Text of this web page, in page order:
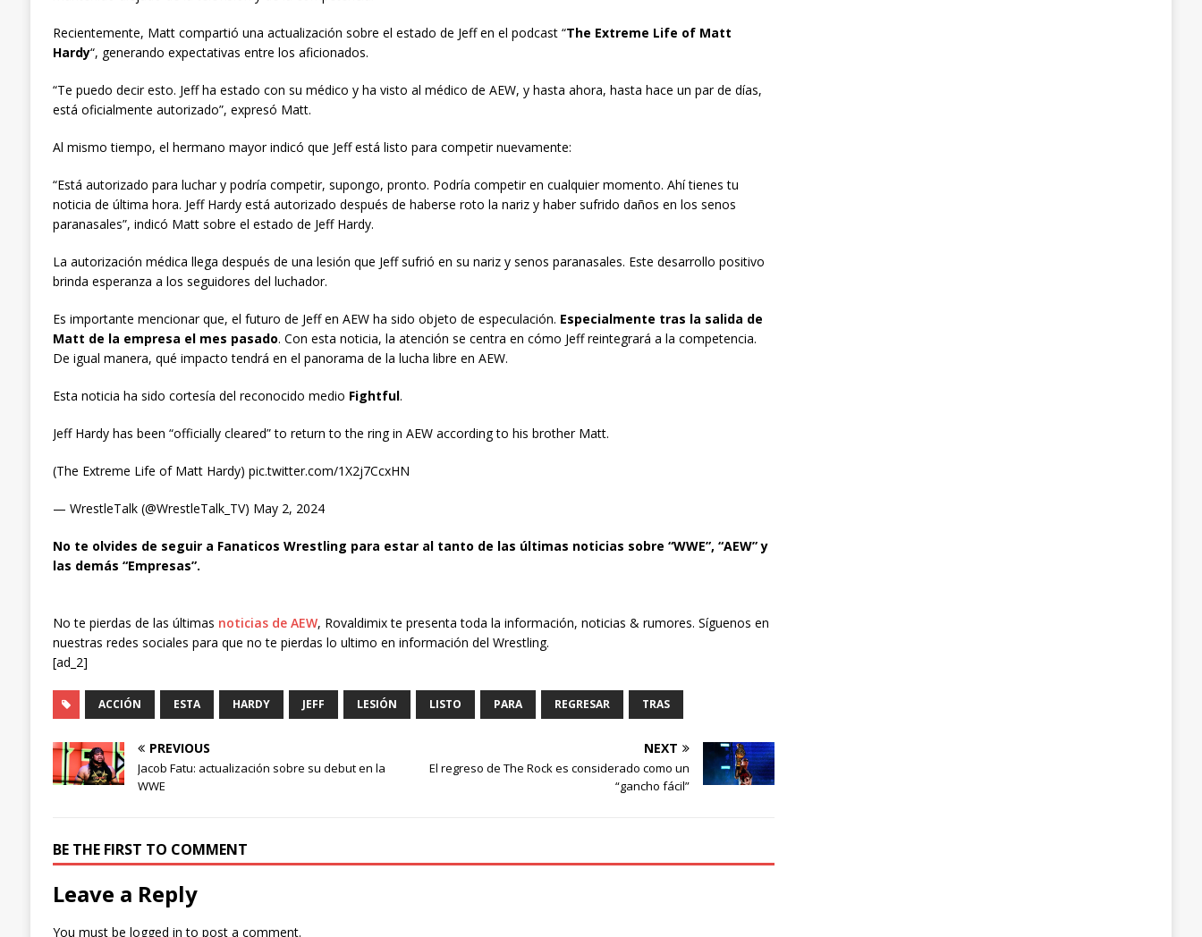
Recientemente, Matt compartió una actualización sobre el estado de Jeff en el podcast “The Extreme Life of Matt
Hardy“, generando expectativas entre los aficionados.
“Te puedo decir esto. Jeff ha estado con su médico y ha visto al médico de AEW, y hasta ahora, hasta hace un par de días,
está oficialmente autorizado”, expresó Matt.
Al mismo tiempo, el hermano mayor indicó que Jeff está listo para competir nuevamente:
“Está autorizado para luchar y podría competir, supongo, pronto. Podría competir en cualquier momento. Ahí tienes tu
noticia de última hora. Jeff Hardy está autorizado después de haberse roto la nariz y haber sufrido daños en los senos
paranasales”, indicó Matt sobre el estado de Jeff Hardy.
La autorización médica llega después de una lesión que Jeff sufrió en su nariz y senos paranasales. Este desarrollo positivo
brinda esperanza a los seguidores del luchador.
Es importante mencionar que, el futuro de Jeff en AEW ha sido objeto de especulación. Especialmente tras la salida de
Matt de la empresa el mes pasado. Con esta noticia, la atención se centra en cómo Jeff reintegrará a la competencia.
De igual manera, qué impacto tendrá en el panorama de la lucha libre en AEW.
Esta noticia ha sido cortesía del reconocido medio Fightful.
Jeff Hardy has been “officially cleared” to return to the ring in AEW according to his brother Matt.
(The Extreme Life of Matt Hardy) pic.twitter.com/1X2j7CcxHN
— WrestleTalk (@WrestleTalk_TV) May 2, 2024
No te olvides de seguir a Fanaticos Wrestling para estar al tanto de las últimas noticias sobre “WWE”, “AEW” y
las demás “Empresas”.
No te pierdas de las últimas noticias de AEW, Rovaldimix te presenta toda la información, noticias & rumores. Síguenos en
nuestras redes sociales para que no te pierdas lo ultimo en información del Wrestling.
[ad_2]
ACCIÓN ESTA HARDY JEFF LESIÓN LISTO PARA REGRESAR TRAS
PREVIOUS
Jacob Fatu: actualización sobre su debut en la
WWE
NEXT
El regreso de The Rock es considerado como un
“gancho fácil”
BE THE FIRST TO COMMENT
Leave a Reply
You must be logged in to post a comment.